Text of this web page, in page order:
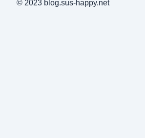
© 2023 blog.sus-happy.net